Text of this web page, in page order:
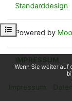
Wenn Sie weiter auf
Kursindex öffnen
Standarddesign
Powered by
IMPRESSUM
Impressum